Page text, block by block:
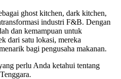
ghost kitchen, dark kitchen,
industri F&B. Dengan
dan kemampuan untuk
dari satu lokasi, mereka
bagi pengusaha makanan.
perlu Anda ketahui tentang